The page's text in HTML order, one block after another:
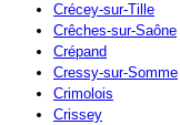
Crécey-sur-Tille
Crêches-sur-Saône
Crépand
Cressy-sur-Somme
Crimolois
Crissey